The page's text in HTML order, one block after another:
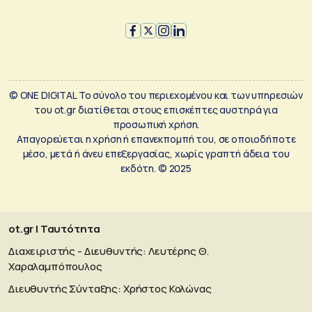
© ONE DIGITAL Το σύνολο του περιεχομένου και των υπηρεσιών
του ot.gr διατίθεται στους επισκέπτες αυστηρά για
προσωπική χρήση.
Απαγορεύεται η χρήση ή επανεκπομπή του, σε οποιοδήποτε
μέσο, μετά ή άνευ επεξεργασίας, χωρίς γραπτή άδεια του
εκδότη. © 2025
ot.gr | Ταυτότητα
Διαχειριστής - Διευθυντής: Λευτέρης Θ.
Χαραλαμπόπουλος
Διευθυντής Σύνταξης: Χρήστος Κολώνας